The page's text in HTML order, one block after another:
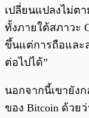
เปลี่ยนแปลงไม่ต
ทั้งภายใต้สภาวะ
ขึ้นแต่การถือและ
ต่อไปได้”
นอกจากนี้เขายัง
ของ Bitcoin ด้วยว่